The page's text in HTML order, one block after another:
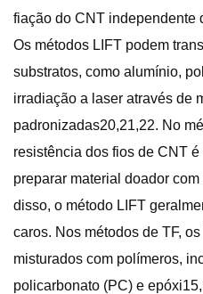
fiação do CNT independente
Os métodos LIFT podem
substratos, como alumínio,
irradiação a laser através de
padronizadas20,21,22. No
resistência dos fios de CNT
preparar material doador
disso, o método LIFT
caros. Nos métodos de TF,
misturados com polímeros,
policarbonato (PC) e